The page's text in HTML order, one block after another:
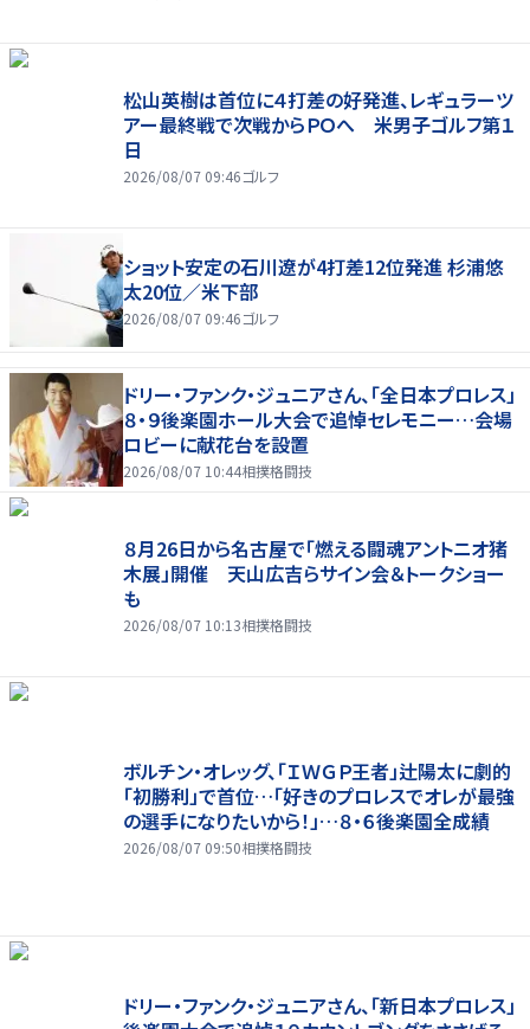
松山英樹は首位に４打差の好発進、レギュラーツ
アー最終戦で次戦からＰＯへ 米男子ゴルフ第１
日
2026/08/07 09:46ゴルフ
ショット安定の石川遼が4打差12位発進 杉浦悠
太20位／米下部
2026/08/07 09:46ゴルフ
ドリー・ファンク・ジュニアさん、「全日本プロレス」
８・９後楽園ホール大会で追悼セレモニー…会場
ロビーに献花台を設置
2026/08/07 10:44相撲格闘技
８月26日から名古屋で「燃える闘魂アントニオ猪
木展」開催 天山広吉らサイン会＆トークショー
も
2026/08/07 10:13相撲格闘技
ボルチン・オレッグ、「ＩＷＧＰ王者」辻陽太に劇的
「初勝利」で首位…「好きのプロレスでオレが最強
の選手になりたいから！」…８・６後楽園全成績
2026/08/07 09:50相撲格闘技
ドリー・ファンク・ジュニアさん、「新日本プロレス」